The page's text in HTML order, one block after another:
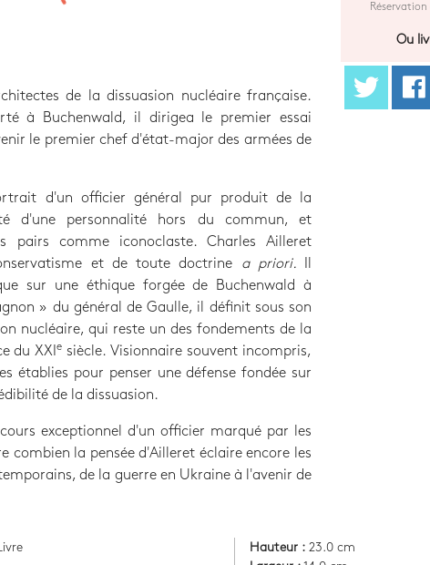
de la dissuasion nucléaire française.
à Buchenwald, il dirigea le premier essai
le premier chef d'état-major des armées de
d'un officier général pur produit de la
d'une personnalité hors du commun, et
pairs comme iconoclaste. Charles Ailleret
et de toute doctrine a priori.
sur une éthique forgée de Buchenwald à
» du général de Gaulle, il définit sous son
nucléaire, qui reste un des fondements de la
du XXIe siècle. Visionnaire souvent incompris,
établies pour penser une défense fondée sur
de la dissuasion.
exceptionnel d'un officier marqué par les
combien la pensée d'Ailleret éclaire encore les
de la guerre en Ukraine à l'avenir de
Ou
Livre
Hauteur : 23.0 cm